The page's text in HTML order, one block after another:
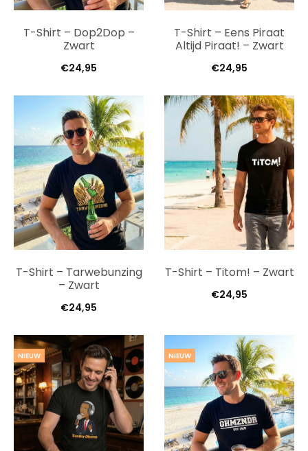
T-Shirt – Dop2Dop –
Zwart
€24,95
T-Shirt – Eens Piraat
Altijd Piraat! – Zwart
€24,95
T-Shirt – Tarwebunzing
– Zwart
€24,95
T-Shirt – Titom! – Zwart
€24,95
NIEUW NIEUW